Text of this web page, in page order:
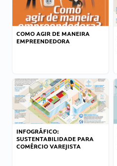
COMO AGIR DE MANEIRA
EMPREENDEDORA
INFOGRÁFICO:
SUSTENTABILIDADE PARA
COMÉRCIO VAREJISTA